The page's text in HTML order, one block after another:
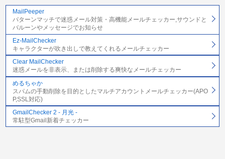
MailPeeper
パターンマッチで迷惑メール対策・高機能メールチェッカー,サウンドと
バルーンやメッセージでお知らせ
Ez-MailChecker
キャラクターが吹き出しで教えてくれるメールチェッカー
Clear MailChecker
迷惑メールを非表示、または削除する爽快なメールチェッカー
めるちゃか
スパムの手動削除を目的としたマルチアカウントメールチェッカー(APO
P,SSL対応)
GmailChecker 2 - 月光 -
常駐型Gmail新着チェッカー